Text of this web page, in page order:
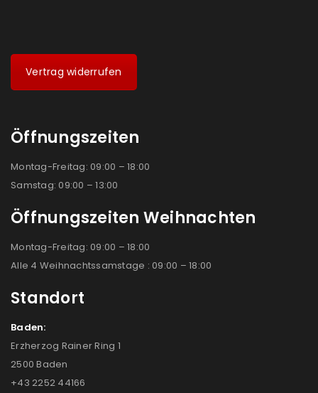
Vertrag widerrufen
Öffnungszeiten
Montag-Freitag: 09:00 – 18:00
Samstag: 09:00 – 13:00
Öffnungszeiten Weihnachten
Montag-Freitag: 09:00 – 18:00
Alle 4 Weihnachtssamstage : 09:00 – 18:00
Standort
Baden:
Erzherzog Rainer Ring 1
2500 Baden
+43 2252 44166